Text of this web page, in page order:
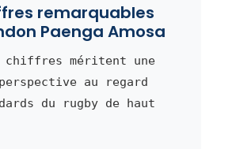
remarquables
Paenga Amosa
chiffres méritent une
au regard
du rugby de haut